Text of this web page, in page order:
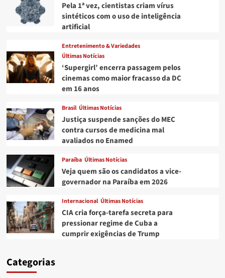
Pela 1ª vez, cientistas criam vírus
sintéticos com o uso de inteligência
artificial
Entretenimento & Variedades
Últimas Notícias
‘Supergirl’ encerra passagem pelos
cinemas como maior fracasso da DC
em 16 anos
Brasil Últimas Notícias
Justiça suspende sanções do MEC
contra cursos de medicina mal
avaliados no Enamed
Paraíba Últimas Notícias
Veja quem são os candidatos a vice-
governador na Paraíba em 2026
Internacional Últimas Notícias
CIA cria força-tarefa secreta para
pressionar regime de Cuba a
cumprir exigências de Trump
Categorias